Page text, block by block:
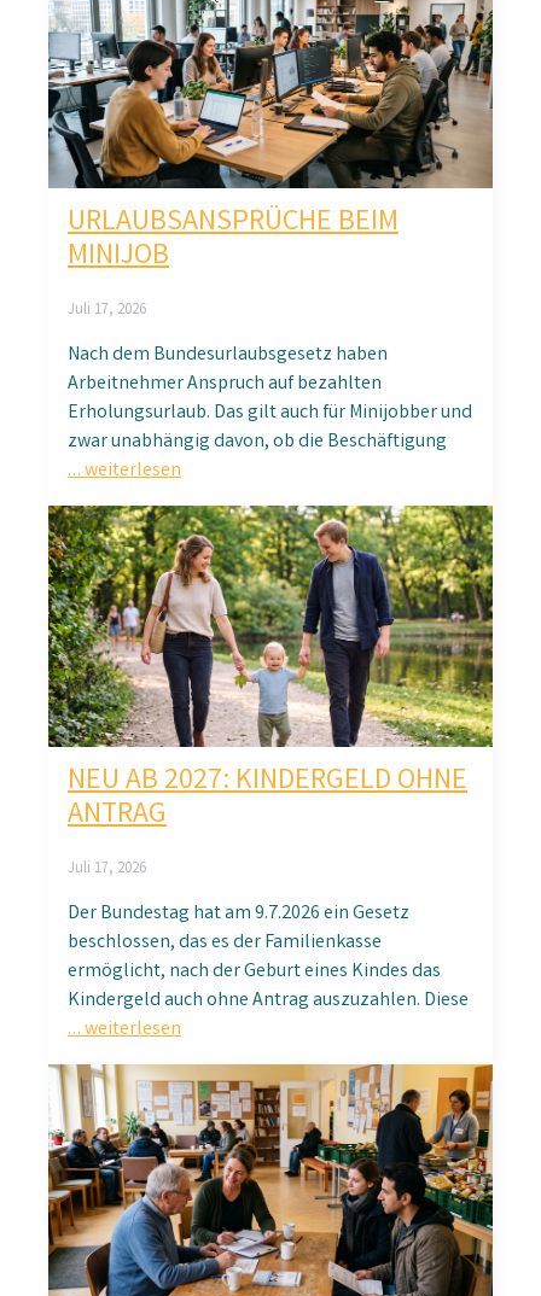
URLAUBSANSPRÜCHE BEIM
MINIJOB
Juli 17, 2026
Nach dem Bundesurlaubsgesetz haben
Arbeitnehmer Anspruch auf bezahlten
Erholungsurlaub. Das gilt auch für Minijobber und
zwar unabhängig davon, ob die Beschäftigung
… weiterlesen
NEU AB 2027: KINDERGELD OHNE
ANTRAG
Juli 17, 2026
Der Bundestag hat am 9.7.2026 ein Gesetz
beschlossen, das es der Familienkasse
ermöglicht, nach der Geburt eines Kindes das
Kindergeld auch ohne Antrag auszuzahlen. Diese
… weiterlesen